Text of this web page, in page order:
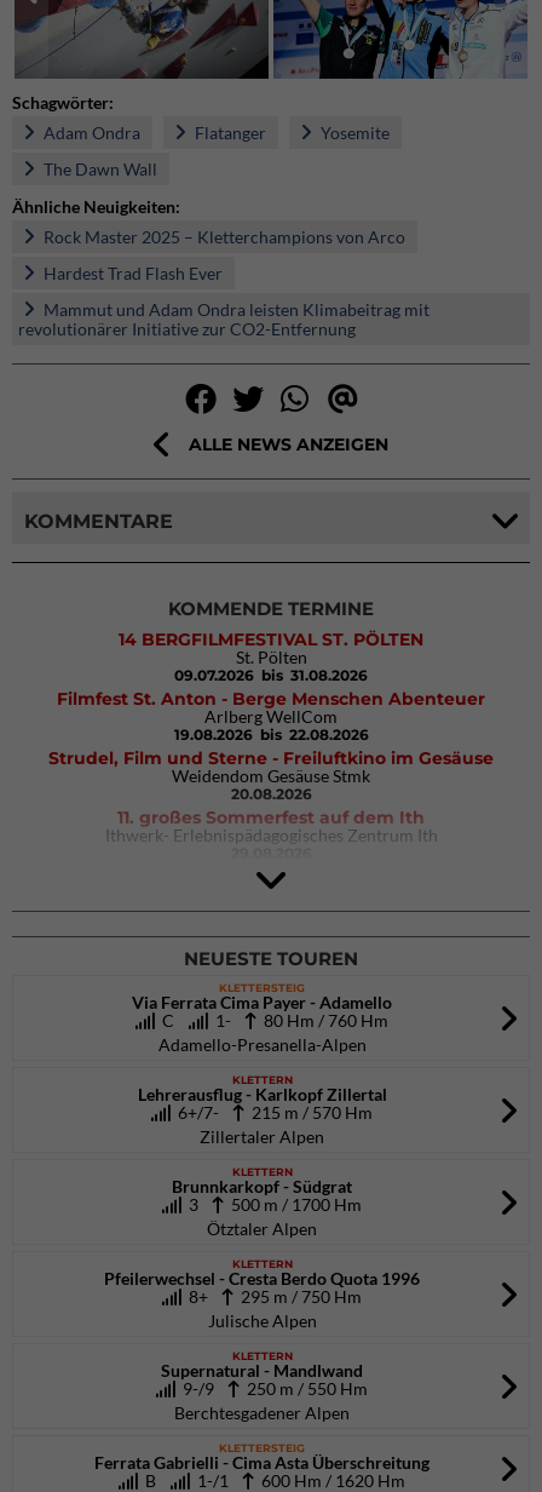
Schagwörter:
Adam Ondra
Flatanger
Yosemite
The Dawn Wall
Ähnliche Neuigkeiten:
Rock Master 2025 – Kletterchampions von Arco
Hardest Trad Flash Ever
Mammut und Adam Ondra leisten Klimabeitrag mit
revolutionärer Initiative zur CO2-Entfernung
ALLE NEWS ANZEIGEN
KOMMENTARE
KOMMENDE TERMINE
14 BERGFILMFESTIVAL ST. PÖLTEN
St. Pölten
09.07.2026 bis 31.08.2026
Filmfest St. Anton - Berge Menschen Abenteuer
Arlberg WellCom
19.08.2026 bis 22.08.2026
Strudel, Film und Sterne - Freiluftkino im Gesäuse
Weidendom Gesäuse Stmk
20.08.2026
11. großes Sommerfest auf dem Ith
Ithwerk- Erlebnispädagogisches Zentrum Ith
4Blocs KIDS 2026
DAV Kletter- & Boulderzentrum München Süd (Thalkirchen)
26.09.2026
NEUESTE TOUREN
KLETTERSTEIG
Via Ferrata Cima Payer - Adamello
C
1-
80 Hm / 760 Hm
Adamello-Presanella-Alpen
KLETTERN
Lehrerausflug - Karlkopf Zillertal
6+/7-
215 m / 570 Hm
Zillertaler Alpen
KLETTERN
Brunnkarkopf - Südgrat
3
500 m / 1700 Hm
Ötztaler Alpen
KLETTERN
Pfeilerwechsel - Cresta Berdo Quota 1996
8+
295 m / 750 Hm
Julische Alpen
KLETTERN
Supernatural - Mandlwand
9-/9
250 m / 550 Hm
Berchtesgadener Alpen
KLETTERSTEIG
Ferrata Gabrielli - Cima Asta Überschreitung
B
1-/1 600 Hm / 1620 Hm